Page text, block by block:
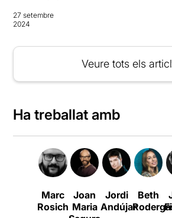
27 setembre
2024
Veure tots els
Ha treballat amb
Marc
Rosich
Joan
Maria
Jordi
Andújar
Beth